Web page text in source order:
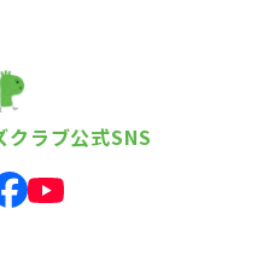
クラブ公式SNS